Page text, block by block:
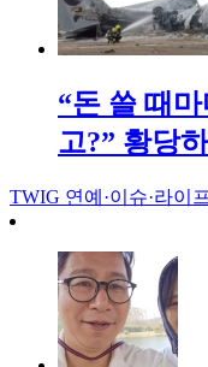
“돈 쓸 때
고?” 황당
TWIG 연예·이슈·라이프